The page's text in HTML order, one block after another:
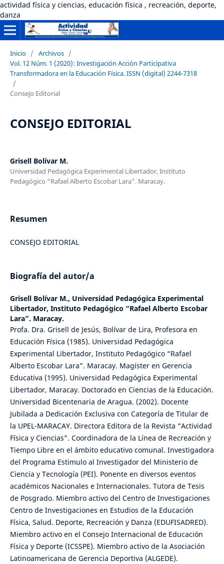
actividad física y ciencias, educación física , recreación, deporte,
danza
Inicio / Archivos /
Vol. 12 Núm. 1 (2020): Investigación Acción Participativa
Transformadora en la Educación Física. ISSN (digital) 2244-7318
/
Consejo Editorial
CONSEJO EDITORIAL
Grisell Bolívar M.
Universidad Pedagógica Experimental Libertador, Instituto
Pedagógico “Rafael Alberto Escobar Lara”. Maracay.
Resumen
CONSEJO EDITORIAL
Biografía del autor/a
Grisell Bolívar M., Universidad Pedagógica Experimental
Libertador, Instituto Pedagógico “Rafael Alberto Escobar
Lara”. Maracay.
Profa. Dra. Grisell de Jesús, Bolívar de Lira, Profesora en
Educación Física (1985). Universidad Pedagógica
Experimental Libertador, Instituto Pedagógico “Rafael
Alberto Escobar Lara”. Maracay. Magíster en Gerencia
Educativa (1995). Universidad Pedagógica Experimental
Libertador, Maracay. Doctorado en Ciencias de la Educación.
Universidad Bicentenaria de Aragua. (2002). Docente
Jubilada a Dedicación Exclusiva con Categoría de Titular de
la UPEL-MARACAY. Directora Editora de la Revista “Actividad
Física y Ciencias”. Coordinadora de la Línea de Recreación y
Tiempo Libre en el ámbito educativo comunal. Investigadora
del Programa Estimulo al Investigador del Ministerio de
Ciencia y Tecnología (PEI). Ponente en diversos eventos
académicos Nacionales e Internacionales. Tutora de Tesis
de Posgrado. Miembro activo del Centro de Investigaciones
Centro de Investigaciones en Estudios de la Educación
Física, Salud. Deporte, Recreación y Danza (EDUFISADRED).
Miembro activo en el Consejo Internacional de Educación
Física y Deporte (ICSSPE). Miembro activo de la Asociación
Latinoamericana de Gerencia Deportiva (ALGEDE).